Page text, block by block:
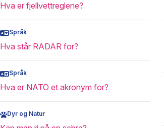
Hva er fjellvettreglene?
Språk
Hva står RADAR for?
Språk
Hva er NATO et akronym for?
Dyr og Natur